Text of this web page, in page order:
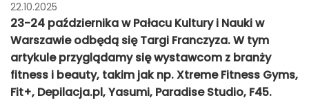
22.10.2025
23-24 października w Pałacu Kultury i Nauki w
Warszawie odbędą się Targi Franczyza. W tym
artykule przyglądamy się wystawcom z branży
fitness i beauty, takim jak np. Xtreme Fitness Gyms,
Fit+, Depilacja.pl, Yasumi, Paradise Studio, F45.